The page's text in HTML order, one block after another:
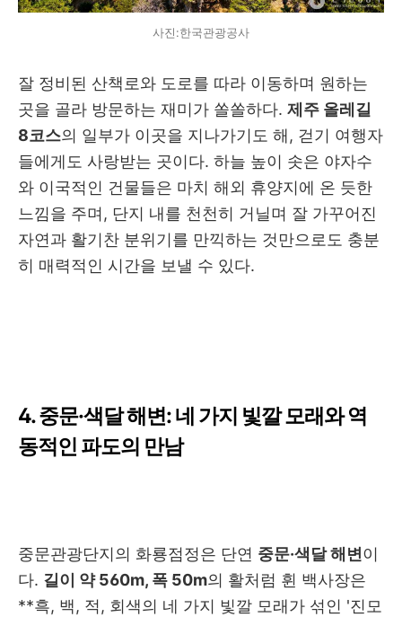
사진:한국관광공사
잘 정비된 산책로와 도로를 따라 이동하며 원하는
곳을 골라 방문하는 재미가 쏠쏠하다. 제주 올레길
8코스의 일부가 이곳을 지나가기도 해, 걷기 여행자
들에게도 사랑받는 곳이다. 하늘 높이 솟은 야자수
와 이국적인 건물들은 마치 해외 휴양지에 온 듯한
느낌을 주며, 단지 내를 천천히 거닐며 잘 가꾸어진
자연과 활기찬 분위기를 만끽하는 것만으로도 충분
히 매력적인 시간을 보낼 수 있다.
4. 중문·색달 해변: 네 가지 빛깔 모래와 역
동적인 파도의 만남
중문관광단지의 화룡점정은 단연 중문·색달 해변 이
다. 길이 약 560m, 폭 50m의 활처럼 휜 백사장은
**흑, 백, 적, 회색의 네 가지 빛깔 모래가 섞인 '진모